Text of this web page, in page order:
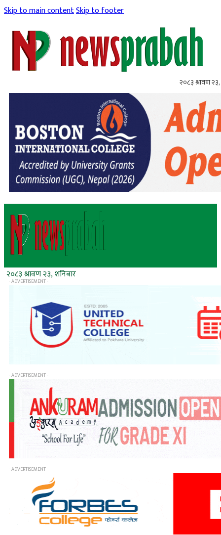
Skip to main contentSkip to footer
२०८३ श्रावण २३,
२०८३ श्रावण २३, शनिबार
- ADVERTISEMENT -
- ADVERTISEMENT -
- ADVERTISEMENT -